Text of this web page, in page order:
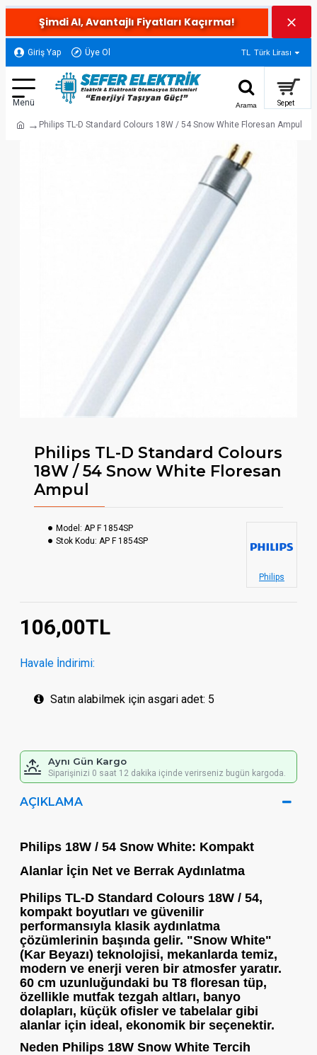
Şimdi Al, Avantajlı Fiyatları Kaçırma!
Giriş Yap Üye Ol TL Türk Lirası
Philips TL-D Standard Colours 18W / 54 Snow White Floresan Ampul
Philips TL-D Standard Colours
18W / 54 Snow White Floresan
Ampul
106,00TL
Havale İndirimi:
Model: AP F 1854SP
Stok Kodu: AP F 1854SP
Philips
Satın alabilmek için asgari adet: 5
Aynı Gün Kargo
Siparişinizi 0 saat 12 dakika içinde verirseniz bugün kargoda.
AÇIKLAMA
Philips 18W / 54 Snow White: Kompakt
Alanlar İçin Net ve Berrak Aydınlatma
Philips TL-D Standard Colours 18W / 54,
kompakt boyutları ve güvenilir
performansıyla klasik aydınlatma
çözümlerinin başında gelir. "Snow White"
(Kar Beyazı) teknolojisi, mekanlarda temiz,
modern ve enerji veren bir atmosfer yaratır.
60 cm uzunluğundaki bu T8 floresan tüp,
özellikle mutfak tezgah altları, banyo
dolapları, küçük ofisler ve tabelalar gibi
alanlar için ideal, ekonomik bir seçenektir.
Neden Philips 18W Snow White Tercih